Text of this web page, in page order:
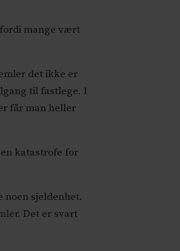
mange vært
det ikke er
til fastlege. I
får man heller
katastrofe for
noen sjeldenhet.
Det er svart